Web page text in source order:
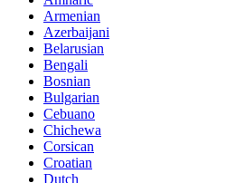
Armenian
Azerbaijani
Belarusian
Bengali
Bosnian
Bulgarian
Cebuano
Chichewa
Corsican
Croatian
Dutch